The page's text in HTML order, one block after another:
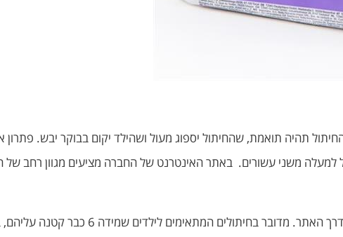
תהיה תואמת, שהחיתול יספוג מעול ושהילד יקום בבוקר יבש. פתרון
עוד משנת 2010 ומאחוריה ניסיון של למעלה משני עשורים. באתר האינטרנט של החברה מציעים